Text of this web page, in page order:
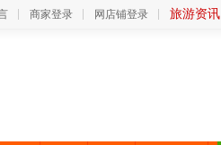
商家登录 网店铺登录 旅游资讯